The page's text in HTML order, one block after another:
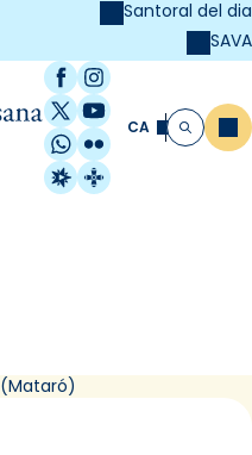
Santoral del dia
SAVA
Facebook
Instagram
X / Twitter
YouTube
WhatsApp
Flickr
Radio Estel
Catalunya
CA Cerca